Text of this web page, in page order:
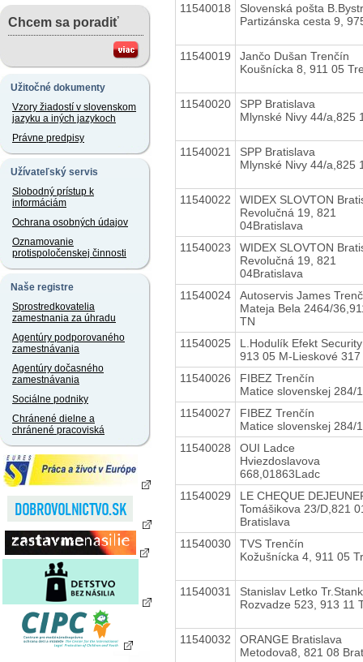
Chcem sa poradiť
Užitočné dokumenty
Vzory žiadostí v slovenskom
jazyku a iných jazykoch
Právne predpisy
Užívateľský servis
Slobodný prístup k
informáciám
Ochrana osobných údajov
Oznamovanie
protispoločenskej činnosti
Naše registre
Sprostredkovatelia
zamestnania za úhradu
Agentúry podporovaného
zamestnávania
Agentúry dočasného
zamestnávania
Sociálne podniky
Chránené dielne a
chránené pracoviská
11540018
Slovenská pošta
Partizánska cesta 9,
11540019
Jančo Dušan Trenčín
Koušnícka 8, 911 05
11540020
SPP Bratislava
Mlynské Nivy 44/a,825
11540021
SPP Bratislava
Mlynské Nivy 44/a,825
11540022
WIDEX SLOVTON
Revolučná 19, 821
04Bratislava
11540023
WIDEX SLOVTON
Revolučná 19, 821
04Bratislava
11540024
Autoservis James
Mateja Bela 2464/
TN
11540025
L.Hodulík Efekt
913 05 M-Lieskové 317
11540026
FIBEZ Trenčín
Matice slovenskej 284/
11540027
FIBEZ Trenčín
Matice slovenskej 284/
11540028
OUI Ladce
Hviezdoslavova
668,01863Ladc
11540029
LE CHEQUE
Tomášikova 23/D,821
Bratislava
11540030
TVS Trenčín
Kožušnícka 4, 911 05
11540031
Stanislav Letko
Rozvadze 523, 913 11
11540032
ORANGE Bratislava
Metodova8, 821 08